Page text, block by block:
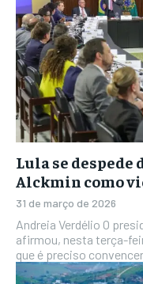
Lula se
Alckmin como
31 de março de 2026
Andreia Verdélio O presidente Luiz Inácio Lula da Silva
afirmou, nesta terça-
que é preciso